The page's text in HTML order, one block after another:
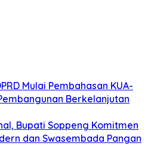
Mulai Pembahasan KUA-
Berkelanjutan
Bupati Soppeng Komitmen
dan Swasembada Pangan